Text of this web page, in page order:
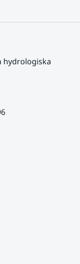
hydrologiska